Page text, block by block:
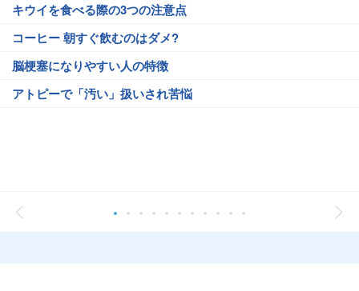
キウイを食べる際の3つの注意点
コーヒー 朝すぐ飲むのはダメ?
脳梗塞になりやすい人の特徴
アトピーで「汚い」扱いされ苦悩